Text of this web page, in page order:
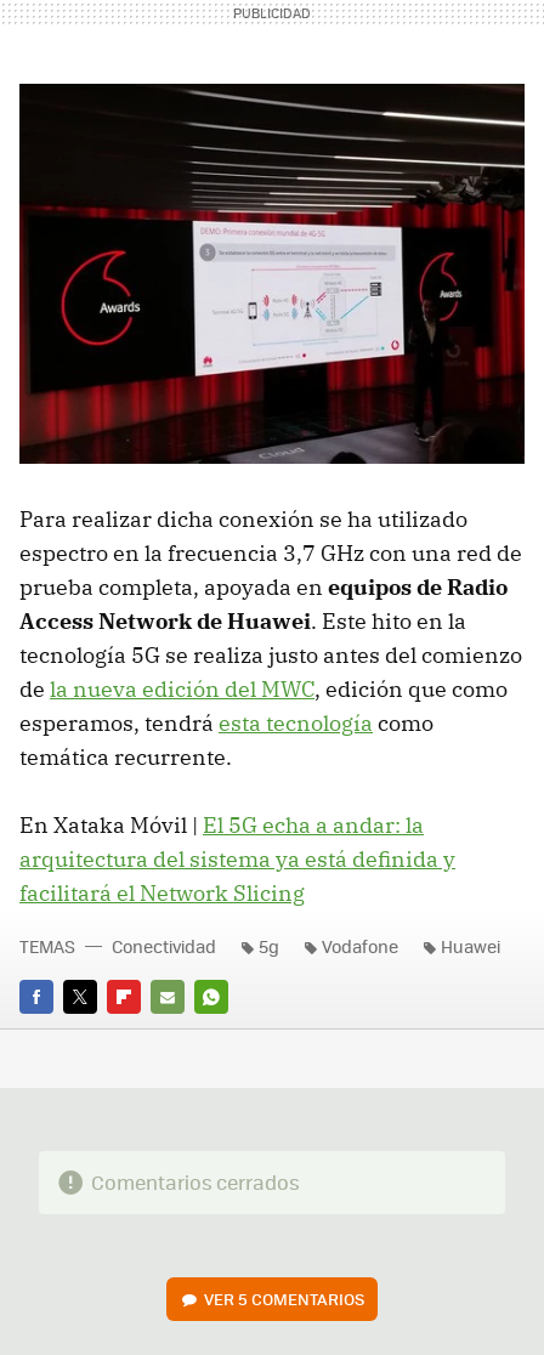
Para realizar dicha conexión se ha utilizado
espectro en la frecuencia 3,7 GHz con una red de
prueba completa, apoyada en equipos de Radio
Access Network de Huawei. Este hito en la
tecnología 5G se realiza justo antes del comienzo
de la nueva edición del MWC, edición que como
esperamos, tendrá esta tecnología como
temática recurrente.
En Xataka Móvil | El 5G echa a andar: la
arquitectura del sistema ya está definida y
facilitará el Network Slicing
FACEBOOK
TWITTERFLIPBOARD
E-
WHATSAPP
TEMAS Conectividad 5g Vodafone Huawei
Comentarios cerrados
VER5 COMENTARIOS